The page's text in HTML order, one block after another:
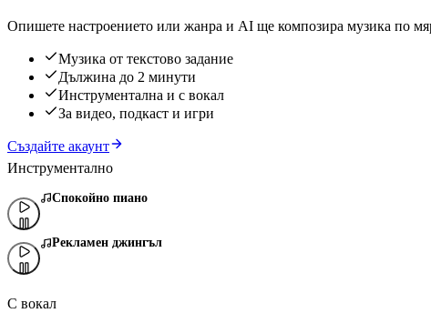
Опишете настроението или жанра и AI ще композира музика по
Музика от текстово задание
Дължина до 2 минути
Инструментална и с вокал
За видео, подкаст и игри
Създайте акаунт
Инструментално
Спокойно пиано
Рекламен джингъл
С вокал